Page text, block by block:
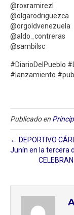
@roxramirezl
@olgarodriguezca
@orgoldvenezuela
@aldo_contreras
@sambilsc
#DiarioDelPueblo
#lanzamiento
Publicado en
← DEPORTIVO
Junín en la tercera